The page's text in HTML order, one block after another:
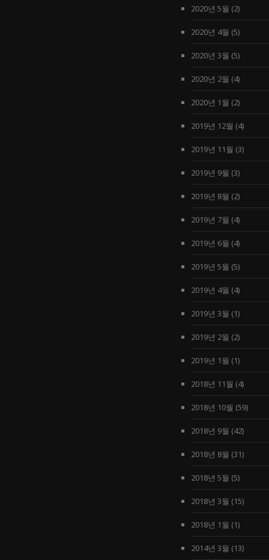
2020년 5월 (2)
2020년 4월 (5)
2020년 3월 (5)
2020년 2월 (4)
2020년 1월 (2)
2019년 12월 (4)
2019년 11월 (3)
2019년 9월 (3)
2019년 8월 (2)
2019년 7월 (4)
2019년 6월 (4)
2019년 5월 (5)
2019년 4월 (4)
2019년 3월 (1)
2019년 2월 (2)
2019년 1월 (1)
2018년 11월 (4)
2018년 10월 (59)
2018년 9월 (42)
2018년 8월 (31)
2018년 5월 (5)
2018년 3월 (15)
2018년 1월 (1)
2014년 3월 (13)